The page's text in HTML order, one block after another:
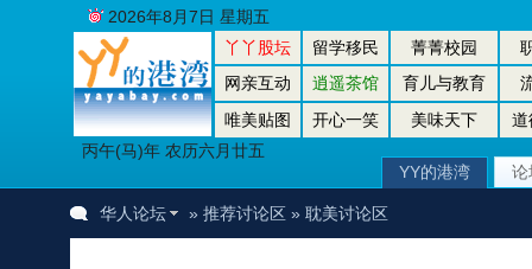
丫丫股坛 留学移民 菁菁校园
网亲互动
逍遥茶馆 育儿与教育
唯美贴图
开心一笑 美味天下
道
丙午(马)年 农历六月廿五
2026年8月7日 星期五
YY的港湾 论
华人论坛 » 推荐讨论区» 耽美讨论区